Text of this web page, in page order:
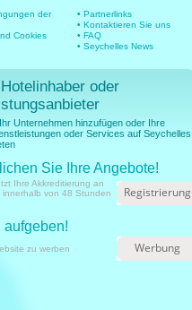
der
Cookies
• Partnerlinks
• Kontaktieren Sie uns
• FAQ
• Seychelles News
oder
Unternehmen hinzufügen oder Ihre
oder Services auf Seychelles
Sie Ihre Angebote!
Ihre Akkreditierung an
von 48 Stunden
Registrierung
aufgeben!
zu werben Werbung